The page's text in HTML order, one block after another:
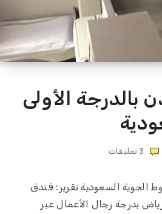
بالدرجة الأولى
3 تعليقات
الجوية السعودية تقرير: فندق
بدرجة رجال الأعمال عبر